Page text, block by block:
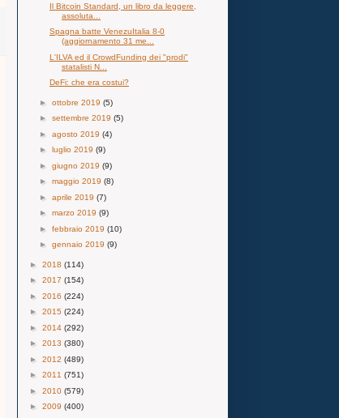
Il Bitcoin Standard, un libro da leggere,
assoluta...
Spagna batte VenezuItalia 8-0
(aggiornamento 31 me...
L'ILVA ed il CrowdFunding dei "prodi"
statalisti N...
DeFi: che era costui?
► ottobre 2019 (5)
► settembre 2019 (5)
► agosto 2019 (4)
► luglio 2019 (9)
► giugno 2019 (9)
► maggio 2019 (8)
► aprile 2019 (7)
► marzo 2019 (9)
► febbraio 2019 (10)
► gennaio 2019 (9)
► 2018 (114)
► 2017 (154)
► 2016 (224)
► 2015 (224)
► 2014 (292)
► 2013 (380)
► 2012 (489)
► 2011 (751)
► 2010 (579)
► 2009 (400)